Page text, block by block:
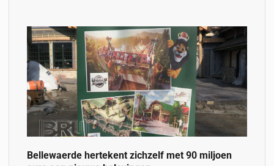
Bellewaerde hertekent zichzelf met 90 miljoen